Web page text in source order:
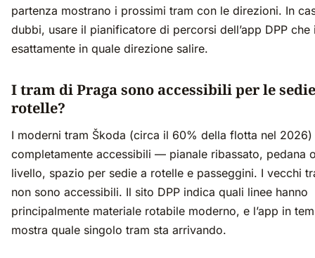
partenza mostrano i prossimi tram con le direzioni. In
dubbi, usare il pianificatore di percorsi dell’app DPP che
esattamente in quale direzione salire.
I tram di Praga sono accessibili per le
rotelle?
I moderni tram Škoda (circa il 60% della flotta nel 2026)
completamente accessibili — pianale ribassato, pedana
livello, spazio per sedie a rotelle e passeggini. I vecchi
non sono accessibili. Il sito DPP indica quali linee hanno
principalmente materiale rotabile moderno, e l’app in
mostra quale singolo tram sta arrivando.